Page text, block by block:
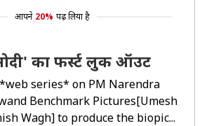
आपने 20% पढ़ लिया है
का फर्स्ट लुक ऑउट
series* on PM Narendra
Benchmark Pictures[Umesh
Wagh] to produce the biopic...